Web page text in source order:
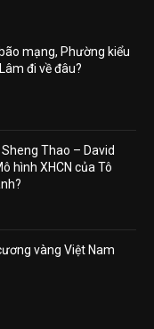
mạng, Phường kiểu
đi về đâu?
Thao – David
hình XHCN của Tô
vàng Việt Nam